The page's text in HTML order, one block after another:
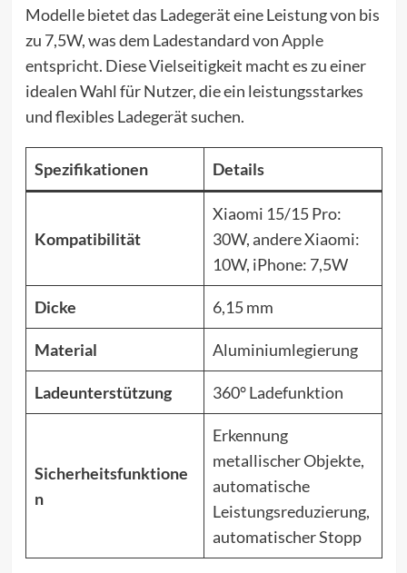
Modelle bietet das Ladegerät eine Leistung von bis
zu 7,5W, was dem Ladestandard vonApple
entspricht. Diese Vielseitigkeit macht es zu einer
idealen Wahl für Nutzer, die ein leistungsstarkes
und flexibles Ladegerät suchen.
Spezifikationen Details
Kompatibilität
Xiaomi 15/15 Pro:
30W, andere Xiaomi:
10W, iPhone: 7,5W
Dicke 6,15 mm
Material Aluminiumlegierung
Ladeunterstützung 360° Ladefunktion
Sicherheitsfunktione
n
Erkennung
metallischer Objekte,
automatische
Leistungsreduzierung,
automatischer Stopp